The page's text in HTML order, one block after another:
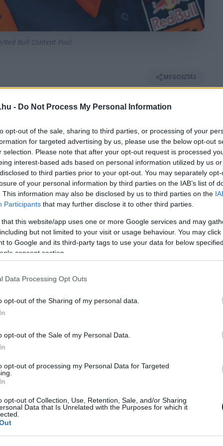
- Do Not Process My Personal Information
opt-out of the sale, sharing to third parties, or processing of your
for targeted advertising by us, please use the below opt-out
selection. Please note that after your opt-out request is processed
interest-based ads based on personal information utilized by us
to third parties prior to your opt-out. You may separately
of your personal information by third parties on the IAB’s list of
This information may also be disclosed by us to third parties on the
Participants that may further disclose it to other third parties.
that this website/app uses one or more Google services and may
but not limited to your visit or usage behaviour. You may
to Google and its third-party tags to use your data for below
consent section.
Data Processing Opt Outs
opt-out of the Sharing of my personal data.
opt-out of the Sale of my Personal Data.
opt-out of processing my Personal Data for Targeted
opt-out of Collection, Use, Retention, Sale, and/or Sharing
Data that Is Unrelated with the Purposes for which it
Red Bull Content Pool
MEGOSZTÁS
⏱️ KB. 2 PERC OLVASÁS
fájdalmai tavalyi sérüléséből fakadóan,
Sajtóértesülések szerint azonban a
is hagyhatja az USA Nagydíj hétvégéjének
először a közös hangot a KTM akkori
nem a legjobb teljesítményt a
mire ment volna a szezon második felére
nem tudtuk meg.
a Tech3 versenyzője nagyot esett, aminek
A sachsenringi futamok mellett a teljes
után Spielbergben azonnal megpróbált
a pénteki nap után vissza kellett lépnie,
négy fordulót végigcsinált, egyetlen
csak pontot sem szerzett.